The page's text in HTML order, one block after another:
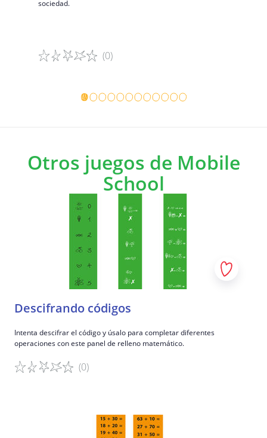
sociedad.
(0)
Detalles del juego
Otros juegos de Mobile
School
Descifrando códigos
Intenta descifrar el código y úsalo para completar diferentes
operaciones con este panel de relleno matemático.
(0)